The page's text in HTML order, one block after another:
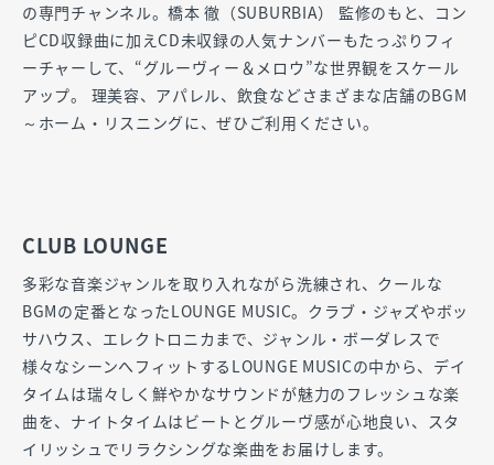
の専門チャンネル。橋本 徹（SUBURBIA） 監修のもと、コン
ピCD収録曲に加えCD未収録の人気ナンバーもたっぷりフィ
ーチャーして、“グルーヴィー＆メロウ”な世界観をスケール
アップ。 理美容、アパレル、飲食などさまざまな店舗のBGM
～ホーム・リスニングに、ぜひご利用ください。
CLUB LOUNGE
多彩な音楽ジャンルを取り入れながら洗練され、クールな
BGMの定番となったLOUNGE MUSIC。クラブ・ジャズやボッ
サハウス、エレクトロニカまで、ジャンル・ボーダレスで
様々なシーンへフィットするLOUNGE MUSICの中から、デイ
タイムは瑞々しく鮮やかなサウンドが魅力のフレッシュな楽
曲を、ナイトタイムはビートとグルーヴ感が心地良い、スタ
イリッシュでリラクシングな楽曲をお届けします。